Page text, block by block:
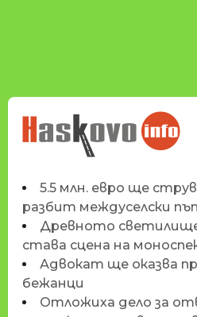
НОВИНИТЕ НА
HASKOVO.INFO
5.5 млн. евро ще
разбит междуселски
Древното светилище
става сцена на
Адвокат ще оказва
бежанци
Отложиха дело за